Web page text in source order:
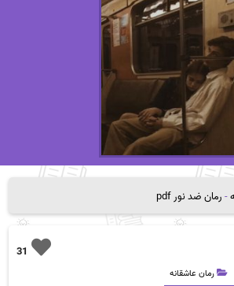
-رمان ضد نور pdf
31
رمان عاشقانه